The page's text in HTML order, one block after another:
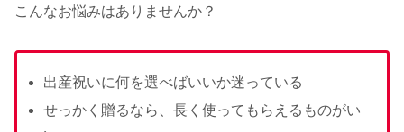
こんなお悩みはありませんか？
出産祝いに何を選べばいいか迷っている
せっかく贈るなら、長く使ってもらえるものがい